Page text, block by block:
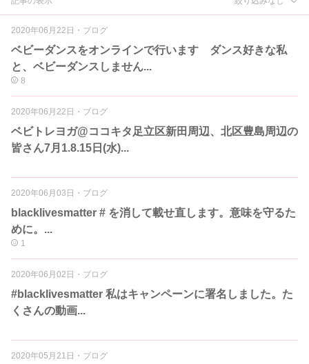
2020年06月22日 ・ ブログ
ベビーダンスをオンラインで行います ダンス好きな私
と、ベビーダンスしません...
8
2020年06月22日 ・ ブログ
ベビトレヨガ@ココキタ足立区新田周辺、北区豊島周辺の
皆さん7月1.8.15日(水)...
2020年06月03日 ・ ブログ
blacklivesmatter # を消して載せ直します。意味を守るた
めに。...
1
2020年06月02日 ・ ブログ
#blacklivesmatter 私はキャンペーンに署名しました。た
くさんの動画...
2020年05月21日 ・ ブログ